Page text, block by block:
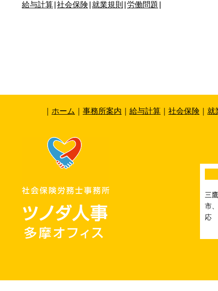
給与計算 社会保険 就業規則 労働問題
ホーム 事務所案内 給与計算 社会保険 就
三
市
応